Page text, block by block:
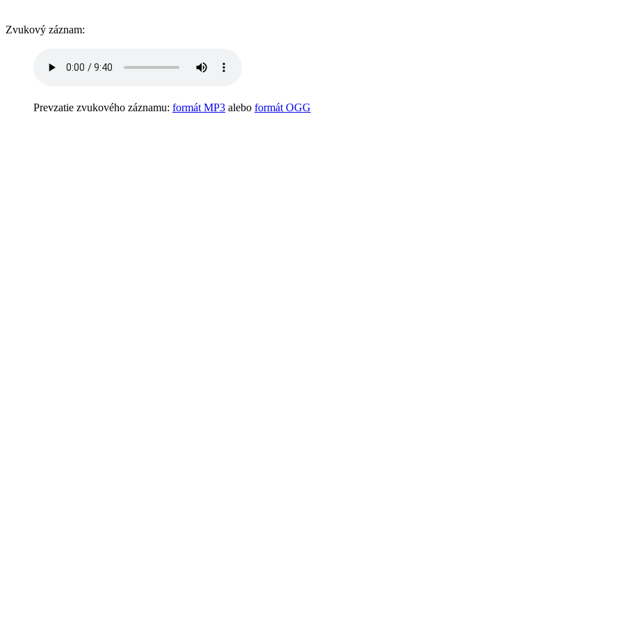
Zvukový záznam:
Prevzatie zvukového záznamu: formát MP3 alebo formát OGG